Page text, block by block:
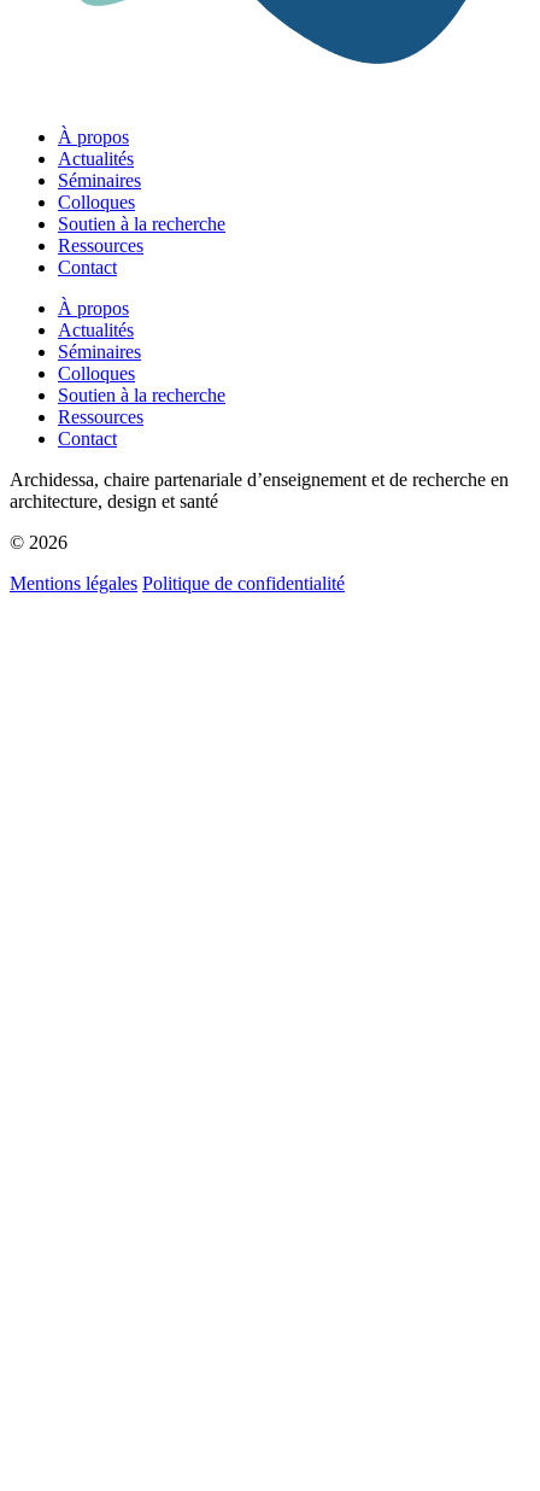
À propos
Actualités
Séminaires
Colloques
Soutien à la recherche
Ressources
Contact
À propos
Actualités
Séminaires
Colloques
Soutien à la recherche
Ressources
Contact
Archidessa, chaire partenariale d’enseignement et de recherche en
architecture, design et santé
© 2026
Mentions légales Politique de confidentialité